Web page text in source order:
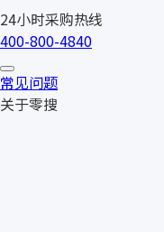
24小时采购热线
400-800-4840
常见问题
关于零搜